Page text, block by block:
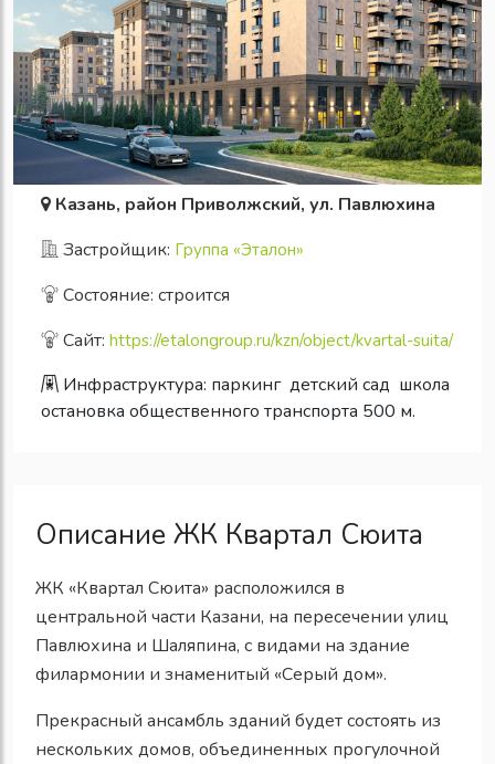
Казань, район Приволжский, ул. Павлюхина
Застройщик: Группа «Эталон»
Состояние: строится
Сайт: https://etalongroup.ru/kzn/object/kvartal-suita/
Инфраструктура: паркинг детский сад школа
остановка общественного транспорта 500 м.
Описание ЖК Квартал Сюита
ЖК «Квартал Сюита» расположился в
центральной части Казани, на пересечении улиц
Павлюхина и Шаляпина, с видами на здание
филармонии и знаменитый «Серый дом».
Прекрасный ансамбль зданий будет состоять из
нескольких домов, объединенных прогулочной